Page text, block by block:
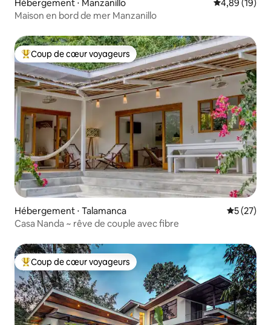
Hébergement ⋅ Manzanillo Évaluation
4,89 (19)
Maison en bord de mer Manzanillo
Coups de cœur voyageurs les plus appréciés
Coup de cœur voyageurs
Hébergement ⋅ Talamanca
5 (27)
Casa Nanda ~ rêve de couple avec fibre
Coups de cœur voyageurs les plus appréciés
Coup de cœur voyageurs